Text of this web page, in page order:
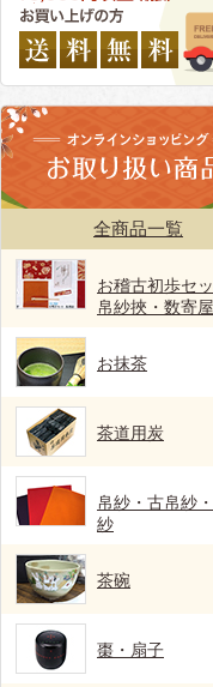
全商品一覧
お稽古初歩セ
帛紗挾・数寄
お抹茶
茶道用炭
帛紗・古帛紗
紗
茶碗
棗・扇子